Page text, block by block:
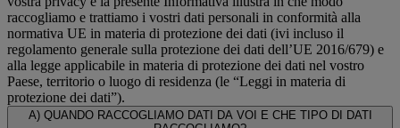
raccogliamo e trattiamo i vostri dati personali in conformità alla
normativa UE in materia di protezione dei dati (ivi incluso il
regolamento generale sulla protezione dei dati dell’UE 2016/679) e
alla legge applicabile in materia di protezione dei dati nel vostro
Paese, territorio o luogo di residenza (le “Leggi in materia di
protezione dei dati”).
A) QUANDO RACCOGLIAMO DATI DA VOI E CHE TIPO DI DATI